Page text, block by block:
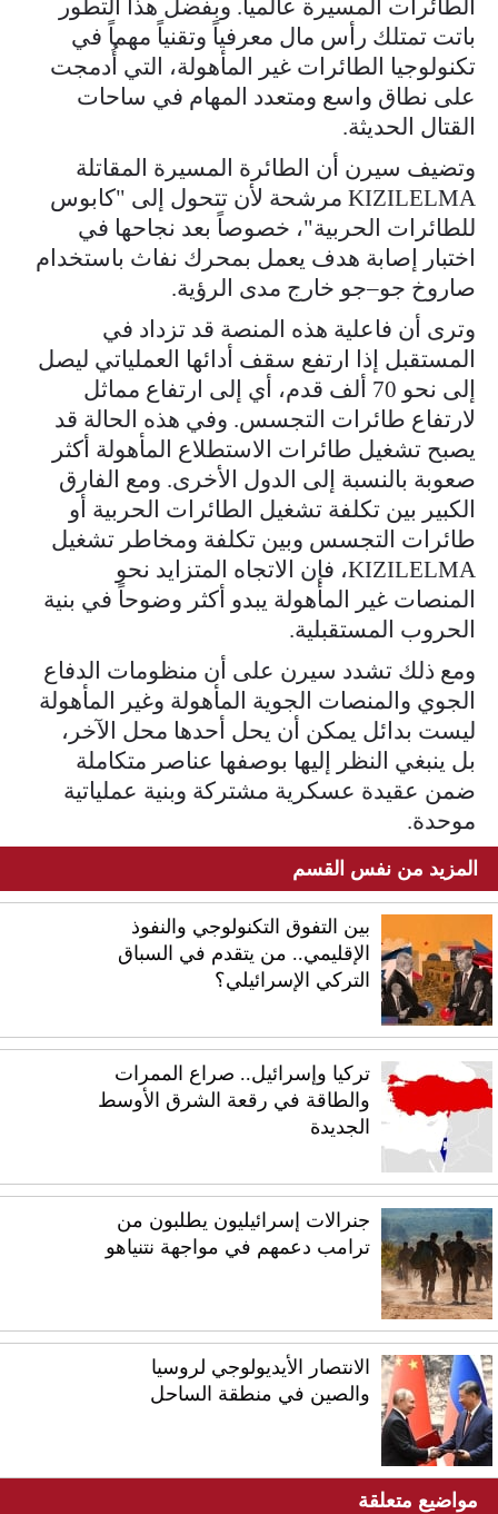
الطائرات المسيرة عالمياً. وبفضل هذا التطور
باتت تمتلك رأس مال معرفياً وتقنياً مهماً في
تكنولوجيا الطائرات غير المأهولة، التي أُدمجت
على نطاق واسع ومتعدد المهام في ساحات
القتال الحديثة.
وتضيف سيرن أن الطائرة المسيرة المقاتلة
KIZILELMA مرشحة لأن تتحول إلى "كابوس
للطائرات الحربية"، خصوصاً بعد نجاحها في
اختبار إصابة هدف يعمل بمحرك نفاث باستخدام
صاروخ جو–جو خارج مدى الرؤية.
وترى أن فاعلية هذه المنصة قد تزداد في
المستقبل إذا ارتفع سقف أدائها العملياتي ليصل
إلى نحو 70 ألف قدم، أي إلى ارتفاع مماثل
لارتفاع طائرات التجسس. وفي هذه الحالة قد
يصبح تشغيل طائرات الاستطلاع المأهولة أكثر
صعوبة بالنسبة إلى الدول الأخرى. ومع الفارق
الكبير بين تكلفة تشغيل الطائرات الحربية أو
طائرات التجسس وبين تكلفة ومخاطر تشغيل
KIZILELMA، فإن الاتجاه المتزايد نحو
المنصات غير المأهولة يبدو أكثر وضوحاً في بنية
الحروب المستقبلية.
ومع ذلك تشدد سيرن على أن منظومات الدفاع
الجوي والمنصات الجوية المأهولة وغير المأهولة
ليست بدائل يمكن أن يحل أحدها محل الآخر،
بل ينبغي النظر إليها بوصفها عناصر متكاملة
ضمن عقيدة عسكرية مشتركة وبنية عملياتية
موحدة.
المزيد من نفس القسم
بين التفوق التكنولوجي والنفوذ
الإقليمي.. من يتقدم في السباق
التركي الإسرائيلي؟
تركيا وإسرائيل.. صراع الممرات
والطاقة في رقعة الشرق الأوسط
الجديدة
جنرالات إسرائيليون يطلبون من
ترامب دعمهم في مواجهة نتنياهو
الانتصار الأيديولوجي لروسيا
والصين في منطقة الساحل
مواضيع متعلقة